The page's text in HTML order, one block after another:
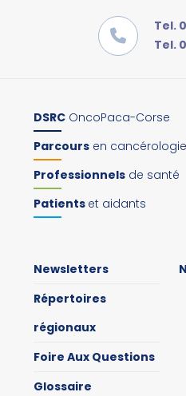
Tel.
Tel.
DSRC OncoPaca-Corse
Parcours en cancérologie
Professionnels de santé
Patients et aidants
Newsletters
Répertoires
régionaux
Foire Aux Questions
Glossaire